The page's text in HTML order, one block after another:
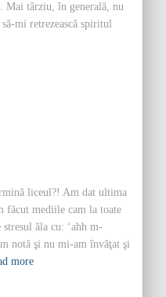
Mai târziu, în generală, nu
mi retrezească spiritul
liceul?! Am dat ultima
făcut mediile cam la toate
ăla cu: ‘ahh m-
notă şi nu mi-am învăţat şi
more